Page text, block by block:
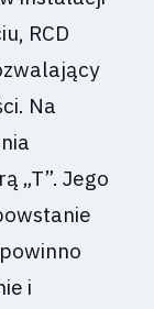
RCD
Na
„T”. Jego
i